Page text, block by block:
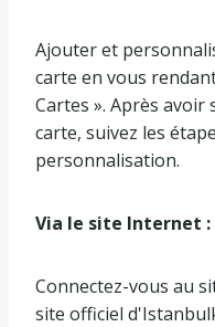
Ajouter et
carte en vous
Cartes ». Après
carte, suivez les
personnalisation.
Via le site Internet :
Connectez-vous au
site officiel